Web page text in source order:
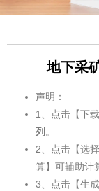
地下采
声明：
1、点击【下
列 。
2、点击【选
算】可辅助计
3、点击【生